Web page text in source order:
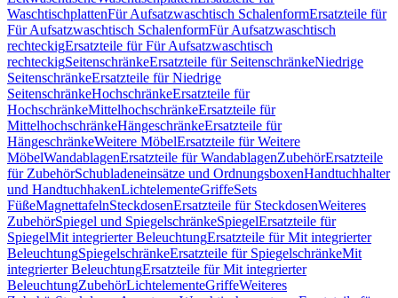
WaschtischplattenFür Aufsatzwaschtisch SchalenformErsatzteile für
Für Aufsatzwaschtisch SchalenformFür Aufsatzwaschtisch
rechteckigErsatzteile für Für Aufsatzwaschtisch
rechteckigSeitenschränkeErsatzteile für SeitenschränkeNiedrige
SeitenschränkeErsatzteile für Niedrige
SeitenschränkeHochschränkeErsatzteile für
HochschränkeMittelhochschränkeErsatzteile für
MittelhochschränkeHängeschränkeErsatzteile für
HängeschränkeWeitere MöbelErsatzteile für Weitere
MöbelWandablagenErsatzteile für WandablagenZubehörErsatzteile
für ZubehörSchubladeneinsätze und OrdnungsboxenHandtuchhalter
und HandtuchhakenLichtelementeGriffeSets
FüßeMagnettafelnSteckdosenErsatzteile für SteckdosenWeiteres
ZubehörSpiegel und SpiegelschränkeSpiegelErsatzteile für
SpiegelMit integrierter BeleuchtungErsatzteile für Mit integrierter
BeleuchtungSpiegelschränkeErsatzteile für SpiegelschränkeMit
integrierter BeleuchtungErsatzteile für Mit integrierter
BeleuchtungZubehörLichtelementeGriffeWeiteres